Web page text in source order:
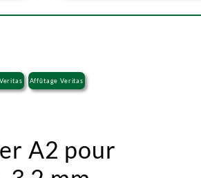
Affûtage Veritas
A2 pour